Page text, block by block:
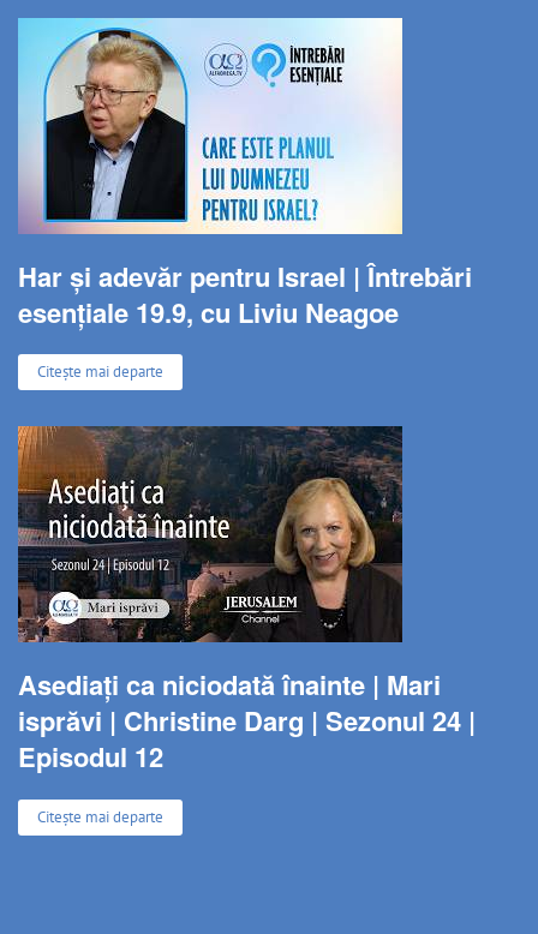
Har și adevăr pentru Israel | Întrebări
esențiale 19.9, cu Liviu Neagoe
Citește mai departe
Asediați ca niciodată înainte | Mari
isprăvi | Christine Darg | Sezonul 24 |
Episodul 12
Citește mai departe